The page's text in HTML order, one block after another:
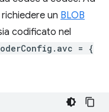
un BLOB
codificato nel
= {